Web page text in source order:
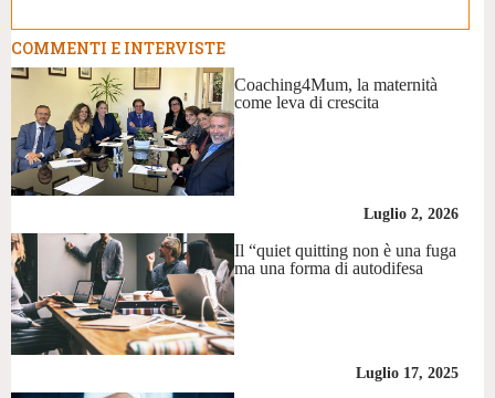
COMMENTI E INTERVISTE
Coaching4Mum, la maternità
come leva di crescita
Luglio 2, 2026
Il “quiet quitting non è una fuga
ma una forma di autodifesa
Luglio 17, 2025